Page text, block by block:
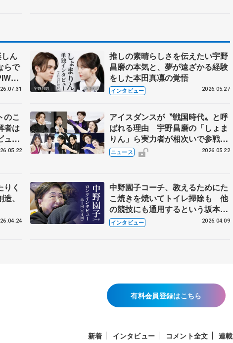
ん
らで
前
推しの素晴らしさを伝えたい宇野
昌磨の本気と、夢が遠ざかる経験
をした本田真凜の覚悟
インタビュー 2026.05.27
のこ
者は
ュー
人、
アイスダンスが〝戦国時代〟と呼
ばれる理由 宇野昌磨の「しょま
りん」ら実力者が相次いで参戦
国内の競争激化
ニュース 2026.05.22
く
、
中野園子コーチ、教えるためにた
こ焼きを焼いてトイレ掃除も 他
の競技にも通用するという坂本花
織の筋肉
インタビュー 2026.04.09
有料会員登録はこちら
新着 インタビュー コメント全文 連載